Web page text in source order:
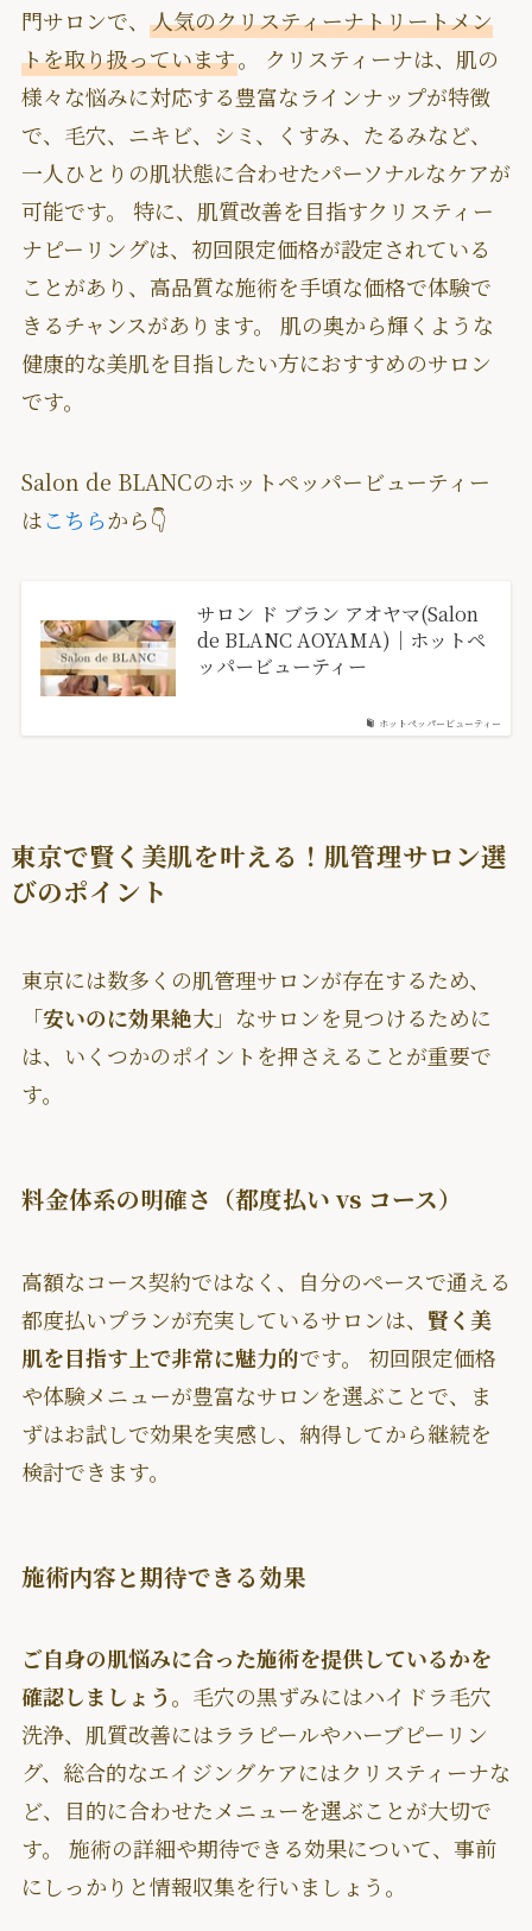
門サロンで、 人気のクリスティーナトリートメン
トを取り扱っています。 クリスティーナは、肌の
様々な悩みに対応する豊富なラインナップが特徴
で、毛穴、ニキビ、シミ、くすみ、たるみなど、
一人ひとりの肌状態に合わせたパーソナルなケアが
可能です。 特に、肌質改善を目指すクリスティー
ナピーリングは、初回限定価格が設定されている
ことがあり、高品質な施術を手頃な価格で体験で
きるチャンスがあります。 肌の奥から輝くような
健康的な美肌を目指したい方におすすめのサロン
です。
Salon de BLANCのホットペッパービューティー
はこちらから👇
ホットペッパービューティー
サロン ド ブラン アオヤマ(Salon
de BLANC AOYAMA)｜ホットペ
ッパービューティー
東京で賢く美肌を叶える！肌管理サロン選
びのポイント
東京には数多くの肌管理サロンが存在するため、
「安いのに効果絶大」なサロンを見つけるために
は、いくつかのポイントを押さえることが重要で
す。
料金体系の明確さ（都度払い vs コース）
高額なコース契約ではなく、自分のペースで通える
都度払いプランが充実しているサロンは、 賢く美
肌を目指す上で非常に魅力的です。 初回限定価格
や体験メニューが豊富なサロンを選ぶことで、ま
ずはお試しで効果を実感し、納得してから継続を
検討できます。
施術内容と期待できる効果
ご自身の肌悩みに合った施術を提供しているかを
確認しましょう。毛穴の黒ずみにはハイドラ毛穴
洗浄、肌質改善にはララピールやハーブピーリン
グ、総合的なエイジングケアにはクリスティーナな
ど、目的に合わせたメニューを選ぶことが大切で
す。 施術の詳細や期待できる効果について、事前
にしっかりと情報収集を行いましょう。